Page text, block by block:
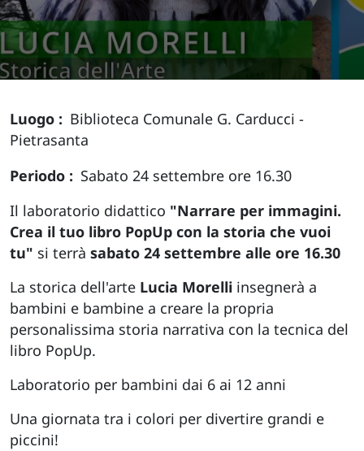
Luogo
Biblioteca Comunale G. Carducci -
Pietrasanta
Periodo
Sabato 24 settembre ore 16.30
Il laboratorio didattico "Narrare per immagini.
Crea il tuo libro PopUp con la storia che vuoi
tu" si terrà sabato 24 settembre alle ore 16.30
La storica dell'arte Lucia Morelli insegnerà a
bambini e bambine a creare la propria
personalissima storia narrativa con la tecnica del
libro PopUp.
Laboratorio per bambini dai 6 ai 12 anni
Una giornata tra i colori per divertire grandi e
piccini!